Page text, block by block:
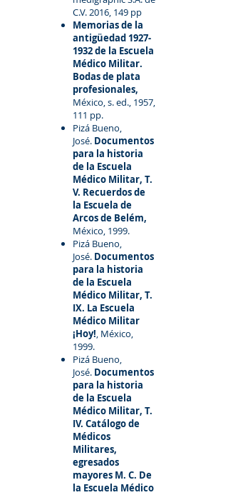
C.V. 2016, 149 pp
Memorias de la
antigüedad 1927-
1932de la Escuela
Médico Militar.
Bodas de plata
profesionales,
México, s. ed., 1957,
111 pp.
Pizá Bueno,
José. Documentos
para la historia
de la Escuela
Médico Militar, T.
V. Recuerdos de
la Escuela de
Arcos de Belém,
México, 1999.
Pizá Bueno,
José. Documentos
para la historia
de la Escuela
Médico Militar, T.
IX. La Escuela
Médico Militar
¡Hoy!, México,
1999.
Pizá Bueno,
José. Documentos
para la historia
de la Escuela
Médico Militar, T.
IV. Catálogo de
Médicos
Militares,
egresados
mayores M. C. De
la Escuela Médico